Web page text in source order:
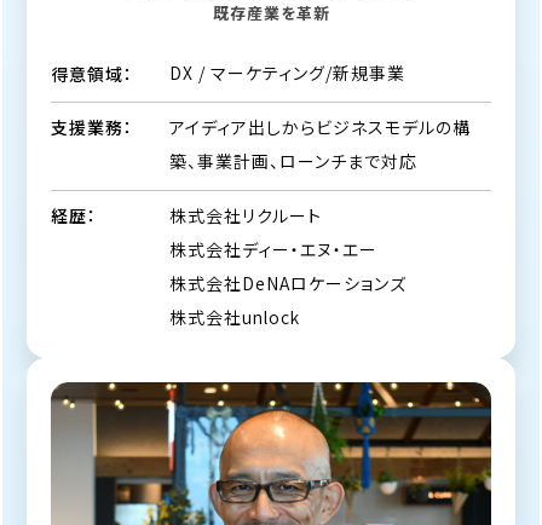
既存産業を革新
得意領域： DX / マーケティング/新規事業
支援業務：
アイディア出しからビジネスモデルの構
築、事業計画、ローンチまで対応
経歴：
株式会社リクルート
株式会社ディー・エヌ・エー
株式会社DeNAロケーションズ
株式会社unlock